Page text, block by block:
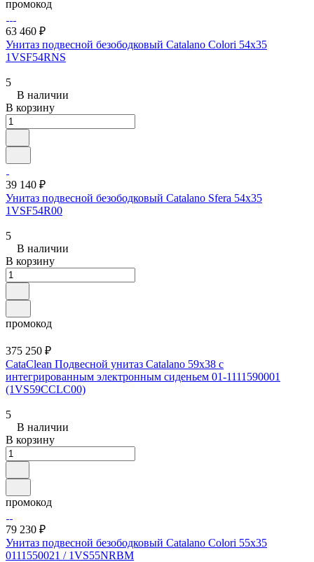
промокод
63 460 ₽
Унитаз подвесной безободковый Catalano Colori 54x35
1VSF54RNS
5
В наличии
В корзину
39 140 ₽
Унитаз подвесной безободковый Catalano Sfera 54x35
1VSF54R00
5
В наличии
В корзину
промокод
375 250 ₽
CataClean Подвесной унитаз Catalano 59x38 с
интегрированным электронным сиденьем 01-1111590001
(1VS59CCLC00)
5
В наличии
В корзину
промокод
79 230 ₽
Унитаз подвесной безободковый Catalano Colori 55x35
0111550021 / 1VS55NRBM